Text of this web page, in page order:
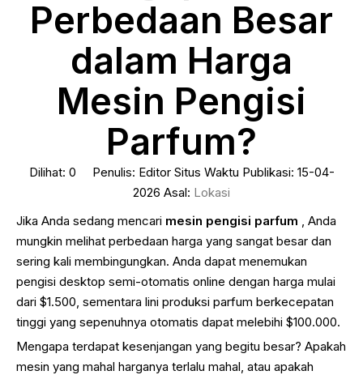
Perbedaan Besar
dalam Harga
Mesin Pengisi
Parfum?
Dilihat: 0 Penulis: Editor Situs Waktu Publikasi: 15-04-
2026 Asal: Lokasi
Jika Anda sedang mencari mesin pengisi parfum , Anda
mungkin melihat perbedaan harga yang sangat besar dan
sering kali membingungkan. Anda dapat menemukan
pengisi desktop semi-otomatis online dengan harga mulai
dari $1.500, sementara lini produksi parfum berkecepatan
tinggi yang sepenuhnya otomatis dapat melebihi $100.000.
Mengapa terdapat kesenjangan yang begitu besar? Apakah
mesin yang mahal harganya terlalu mahal, atau apakah